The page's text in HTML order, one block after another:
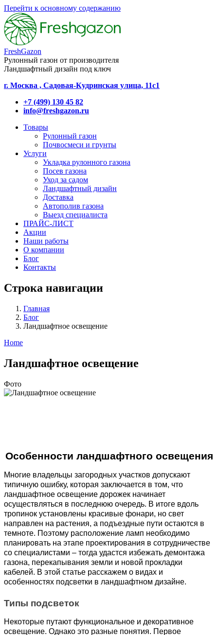
Перейти к основному содержанию
FreshGazon
Рулонный газон от производителя
Ландшафтный дизайн под ключ
г. Москва , Садовая-Кудринская улица, 11с1
+7 (499) 130 45 82
info@freshgazon.ru
Товары
Рулонный газон
Почвосмеси и грунты
Услуги
Укладка рулонного газона
Посев газона
Уход за садом
Ландшафтный дизайн
Доставка
Автополив газона
Выезд специалиста
ПРАЙС-ЛИСТ
Акции
Наши работы
О компании
Блог
Контакты
Строка навигации
Главная
Блог
Ландшафтное освещение
Home
Ландшафтное освещение
Фото
Особенности ландшафтного освещения
Многие владельцы загородных участков допускают
типичную ошибку, которая заключается в том, что
ландшафтное освещение дорожек начинает
осуществляться в последнюю очередь. В итоге вдоль
тропинок установлены красивые фонари, но свет
направлен на растения, а подъездные пути остаются в
темноте. Поэтому расположение ламп необходимо
планировать на этапе проектирования в сотрудничестве
со специалистами – тогда удастся избежать демонтажа
газона, перекапывания земли и новой прокладки
кабелей. В этой статье расскажем о видах и
особенностях подсветки в ландшафтном дизайне.
Типы подсветок
Некоторые путают функциональное и декоративное
освещение. Однако это разные понятия. Первое